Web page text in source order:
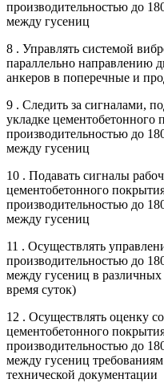
производительностью до
между гусениц
8 . Управлять системой
параллельно направлению
анкеров в поперечные и
9 . Следить за сигналами,
укладке цементобетонного
производительностью до
между гусениц
10 . Подавать сигналы
цементобетонного
производительностью до
между гусениц
11 . Осуществлять
производительностью до
между гусениц в
время суток)
12 . Осуществлять оценку
цементобетонного
производительностью до
между гусениц
технической документации